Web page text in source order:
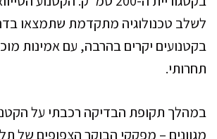
לשלב טכנולוגיה מתקדמת שתמצאו
בקטנועים יקרים בהרבה, עם אמינות
תחרותי.
במהלך תקופת הבדיקה רכבתי על
מגוונים – מפקקי הבוקר הצפופים של